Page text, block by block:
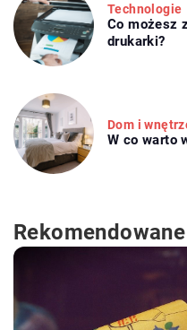
Technologie
Co możesz
drukarki?
Dom i
W co warto
Rekomendowane